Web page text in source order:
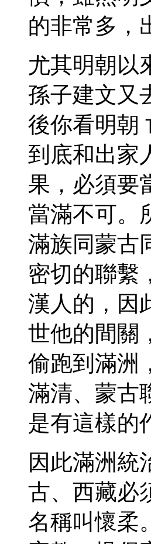
的非常多，
尤其明朝以
孫子建文又
後你看明朝
到底和出家
果，必須要
當滿不可。
滿族同蒙古
密切的聯繫
漢人的，因
世他的間關
偷跑到滿洲
滿清、蒙古
是有這樣的
因此滿洲統
古、西藏必
名稱叫懷柔